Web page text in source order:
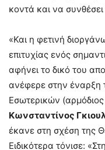
κοντά και να
«Και η φετινή
επιτυχίας ενός
αφήνει το δικό του
ανέφερε στην έναρξη
Εσωτερικών
Κωνσταντίνος
έκανε στη σχέση της
Ειδικότερα τόνισε: